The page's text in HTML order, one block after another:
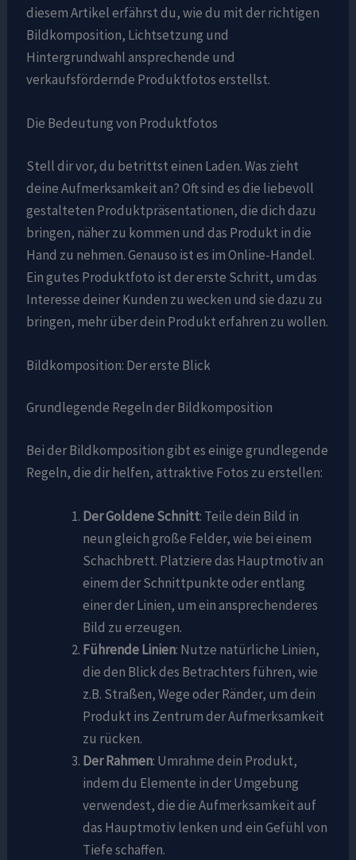
diesem Artikel erfährst du, wie du mit der richtigen
Bildkomposition, Lichtsetzung und
Hintergrundwahl ansprechende und
verkaufsfördernde Produktfotos erstellst.
Die Bedeutung von Produktfotos
Stell dir vor, du betrittst einen Laden. Was zieht
deine Aufmerksamkeit an? Oft sind es die liebevoll
gestalteten Produktpräsentationen, die dich dazu
bringen, näher zu kommen und das Produkt in die
Hand zu nehmen. Genauso ist es im Online-Handel.
Ein gutes Produktfoto ist der erste Schritt, um das
Interesse deiner Kunden zu wecken und sie dazu zu
bringen, mehr über dein Produkt erfahren zu wollen.
Bildkomposition: Der erste Blick
Grundlegende Regeln der Bildkomposition
Bei der Bildkomposition gibt es einige grundlegende
Regeln, die dir helfen, attraktive Fotos zu erstellen:
Der Goldene Schnitt: Teile dein Bild in
neun gleich große Felder, wie bei einem
Schachbrett. Platziere das Hauptmotiv an
einem der Schnittpunkte oder entlang
einer der Linien, um ein ansprechenderes
Bild zu erzeugen.
Führende Linien: Nutze natürliche Linien,
die den Blick des Betrachters führen, wie
z.B. Straßen, Wege oder Ränder, um dein
Produkt ins Zentrum der Aufmerksamkeit
zu rücken.
Der Rahmen: Umrahme dein Produkt,
indem du Elemente in der Umgebung
verwendest, die die Aufmerksamkeit auf
das Hauptmotiv lenken und ein Gefühl von
Tiefe schaffen.